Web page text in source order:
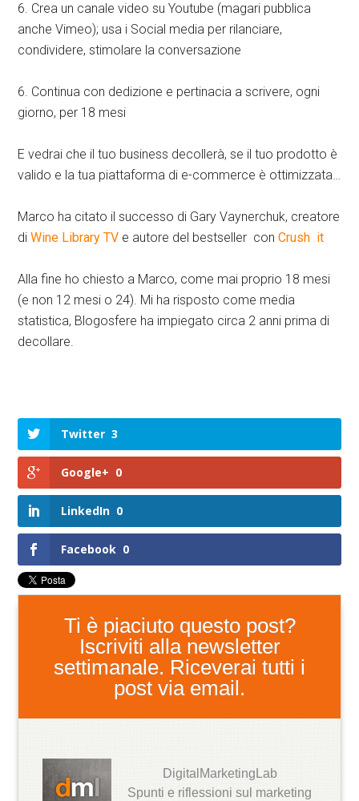
6. Crea un canale video su Youtube (magari pubblica
anche Vimeo); usa i Social media per rilanciare,
condividere, stimolare la conversazione
6. Continua con dedizione e pertinacia a scrivere, ogni
giorno, per 18 mesi
E vedrai che il tuo business decollerà, se il tuo prodotto è
valido e la tua piattaforma di e-commerce è ottimizzata…
Marco ha citato il successo di Gary Vaynerchuk, creatore
di Wine Library TV e autore del bestseller con Crush it
Alla fine ho chiesto a Marco, come mai proprio 18 mesi
(e non 12 mesi o 24). Mi ha risposto come media
statistica, Blogosfere ha impiegato circa 2 anni prima di
decollare.
Twitter 3
Google+ 0
LinkedIn 0
Facebook 0
Ti è piaciuto questo post?
Iscriviti alla newsletter
settimanale. Riceverai tutti i
post via email.
DigitalMarketingLab
Spunti e riflessioni sul marketing